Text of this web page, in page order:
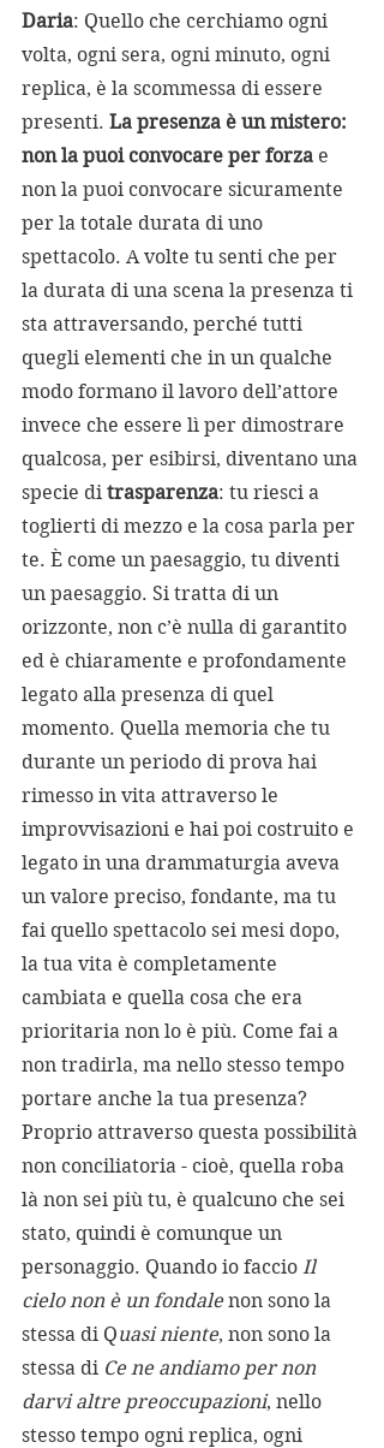
Daria: Quello che cerchiamo ogni
volta, ogni sera, ogni minuto, ogni
replica, è la scommessa di essere
presenti. La presenza è un mistero:
non la puoi convocare per forza e
non la puoi convocare sicuramente
per la totale durata di uno
spettacolo. A volte tu senti che per
la durata di una scena la presenza ti
sta attraversando, perché tutti
quegli elementi che in un qualche
modo formano il lavoro dell’attore
invece che essere lì per dimostrare
qualcosa, per esibirsi, diventano una
specie di trasparenza: tu riesci a
toglierti di mezzo e la cosa parla per
te. È come un paesaggio, tu diventi
un paesaggio. Si tratta di un
orizzonte, non c’è nulla di garantito
ed è chiaramente e profondamente
legato alla presenza di quel
momento. Quella memoria che tu
durante un periodo di prova hai
rimesso in vita attraverso le
improvvisazioni e hai poi costruito e
legato in una drammaturgia aveva
un valore preciso, fondante, ma tu
fai quello spettacolo sei mesi dopo,
la tua vita è completamente
cambiata e quella cosa che era
prioritaria non lo è più. Come fai a
non tradirla, ma nello stesso tempo
portare anche la tua presenza?
Proprio attraverso questa possibilità
non conciliatoria - cioè, quella roba
là non sei più tu, è qualcuno che sei
stato, quindi è comunque un
personaggio. Quando io faccio Il
cielo non è un fondale non sono la
stessa di Quasi niente, non sono la
stessa di Ce ne andiamo per non
darvi altre preoccupazioni, nello
stesso tempo ogni replica, ogni